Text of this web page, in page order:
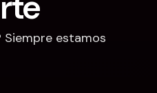
estamos